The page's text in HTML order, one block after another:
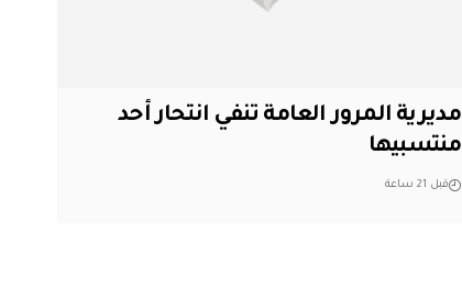
مديرية المرور العامة تنفي انتحار أحد
منتسبيها
قبل 21 ساعة